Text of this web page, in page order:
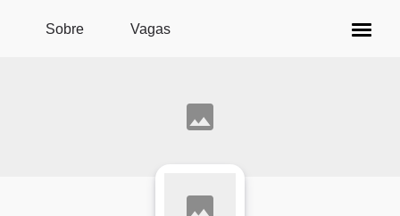
Pular para o conteúdo principal
Sobre Vagas